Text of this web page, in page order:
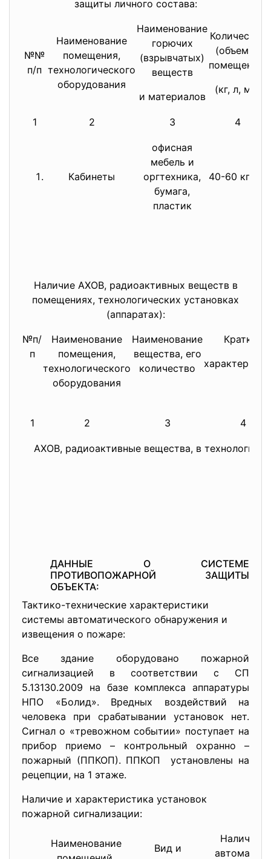
защиты личного состава:
№№
п/п
Наименование
помещения,
технологического
оборудования
Наименование
горючих
(взрывчатых)
веществ
и материалов
Количество
(объем) в
помещении,
(кг, л, м3)
1 2 3 4
Кабинеты
офисная
мебель и
оргтехника,
бумага,
пластик
40-60 кг/м2
Наличие АХОВ, радиоактивных веществ в
помещениях, технологических установках
(аппаратах):
№п/
п
Наименование
помещения,
технологического
оборудования
Наименование
вещества, его
количество
Краткая
1 2 3 4
АХОВ, радиоактивные вещества, в
ДАННЫЕ О СИСТЕМЕ
ПРОТИВОПОЖАРНОЙ ЗАЩИТЫ
ОБЪЕКТА:
Тактико-технические характеристики
системы автоматического обнаружения и
извещения о пожаре:
Все здание оборудовано пожарной
сигнализацией в соответствии с СП
5.13130.2009 на базе комплекса аппаратуры
НПО «Болид». Вредных воздействий на
человека при срабатывании установок нет.
Сигнал о «тревожном событии» поступает на
прибор приемо – контрольный охранно –
пожарный (ППКОП). ППКОП установлены на
рецепции, на 1 этаже.
Наличие и характеристика установок
пожарной сигнализации:
Наименование
Вид и
Наличие